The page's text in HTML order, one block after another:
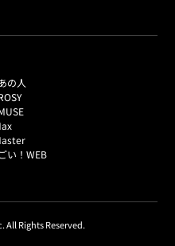
の人
い！WEB
All Rights Reserved.